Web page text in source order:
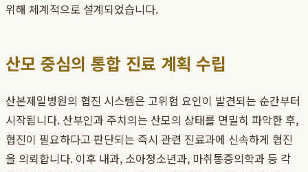
위해 체계적으로 설계되었습니다.
산모 중심의 통합 진료 계획 수립
산본제일병원의 협진 시스템은 고위험 요인이 발견되는 순간부터
시작됩니다. 산부인과 주치의는 산모의 상태를 면밀히 파악한 후,
협진이 필요하다고 판단되는 즉시 관련 진료과에 신속하게 협진
을 의뢰합니다. 이후 내과, 소아청소년과, 마취통증의학과 등 각